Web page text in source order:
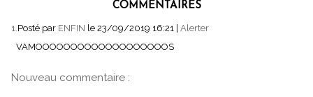
COMMENTAIRES
1.Posté par ENFIN le 23/09/2019 16:21 Alerter
VAMOOOOOOOOOOOOOOOOOOOS
Nouveau commentaire :